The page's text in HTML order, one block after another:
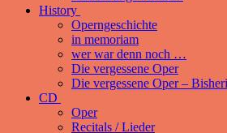
History
Operngeschichte
in memoriam
wer war denn noch …
Die vergessene Oper
Die vergessene Oper –
CD
Oper
Recitals / Lieder